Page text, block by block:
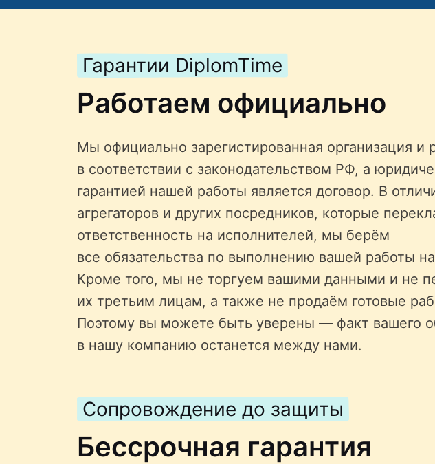
Гарантии DiplomTime
Работаем официально
Мы официально зарегистированная организация и
в соответствии с законодательством РФ, а
гарантией нашей работы является договор. В
агрегаторов и других посредников, которые
ответственность на исполнителей, мы берём
все обязательства по выполнению вашей работы
Кроме того, мы не торгуем вашими данными и не
их третьим лицам, а также не продаём готовые
Поэтому вы можете быть уверены — факт вашего
в нашу компанию останется между нами.
Сопровождение до защиты
Бессрочная гарантия